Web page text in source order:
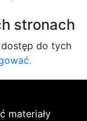
stronach
do tych
materiały